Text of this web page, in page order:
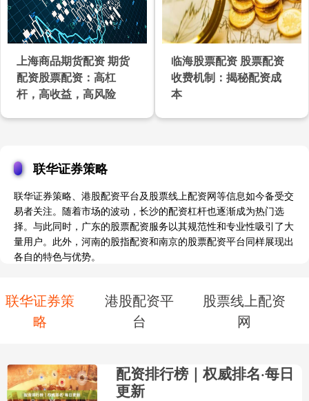
上海商品期货配资 期货
配资股票配资：高杠
杆，高收益，高风险
临海股票配资 股票配资
收费机制：揭秘配资成
本
联华证券策略
联华证券策略、港股配资平台及股票线上配资网等信息如今备受交
易者关注。随着市场的波动，长沙的配资杠杆也逐渐成为热门选
择。与此同时，广东的股票配资服务以其规范性和专业性吸引了大
量用户。此外，河南的股指配资和南京的股票配资平台同样展现出
各自的特色与优势。
联华证券策
略
港股配资平
台
股票线上配资
网
配资排行榜｜权威排名·每日
更新